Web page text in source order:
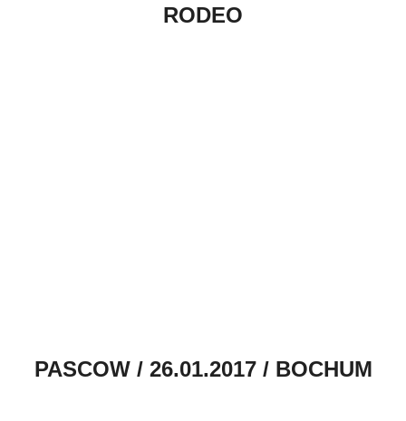
RODEO
PASCOW / 26.01.2017 / BOCHUM